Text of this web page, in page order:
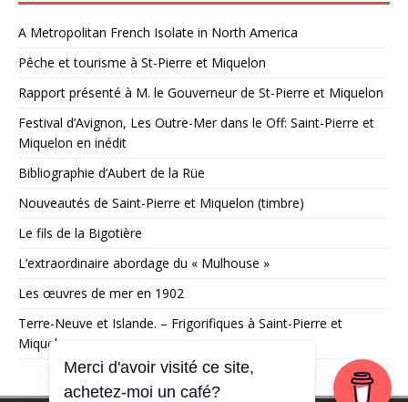
A Metropolitan French Isolate in North America
Pêche et tourisme à St-Pierre et Miquelon
Rapport présenté à M. le Gouverneur de St-Pierre et Miquelon
Festival d’Avignon, Les Outre-Mer dans le Off: Saint-Pierre et
Miquelon en inédit
Bibliographie d’Aubert de la Rüe
Nouveautés de Saint-Pierre et Miquelon (timbre)
Le fils de la Bigotière
L’extraordinaire abordage du « Mulhouse »
Les œuvres de mer en 1902
Terre-Neuve et Islande. – Frigorifiques à Saint-Pierre et
Miquelon
Merci d'avoir visité ce site,
achetez-moi un café?